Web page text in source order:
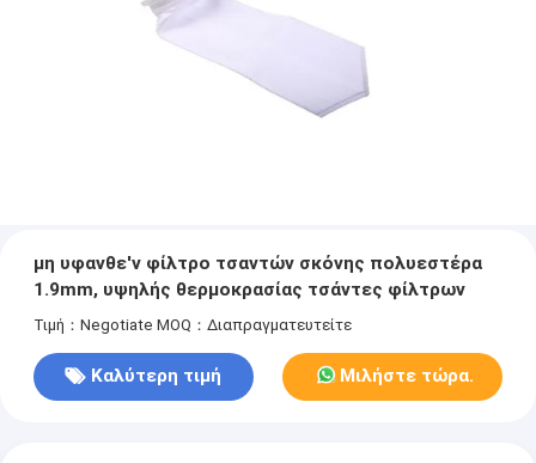
μη υφανθε'ν φίλτρο τσαντών σκόνης πολυεστέρα
1.9mm, υψηλής θερμοκρασίας τσάντες φίλτρων
Τιμή：Negotiate MOQ：Διαπραγματευτείτε
Καλύτερη τιμή Μιλήστε τώρα.